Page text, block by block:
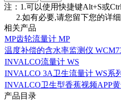
注：1.可以使用快捷键Alt+S或
2.如有必要,请您留下您的详
相关产品
MP齿轮流量计 MP
温度补偿的含水率监测仪
INVALCO流量计 WS
INVALCO 3A卫生流量计 WS系列
INVALCO卫生型香蕉视频APP黄
产品目录